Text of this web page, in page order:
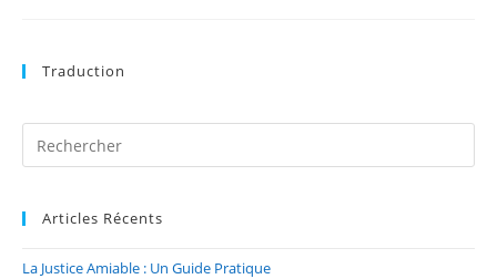
Traduction
Articles Récents
La Justice Amiable : Un Guide Pratique